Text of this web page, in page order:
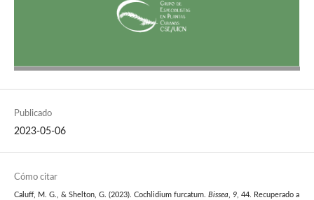
Publicado
2023-05-06
Cómo citar
Caluff, M. G., & Shelton, G. (2023). Cochlidium furcatum. Bissea, 9, 44. Recuperado a